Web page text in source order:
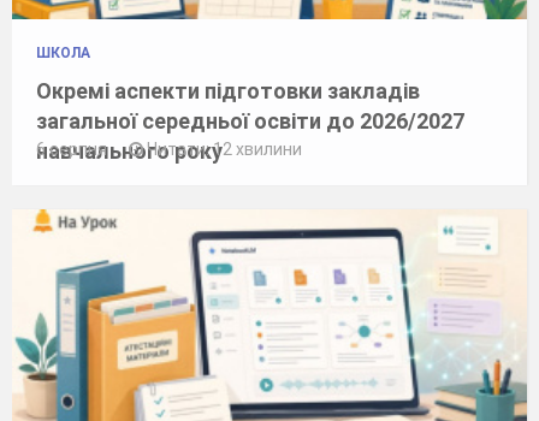
ШКОЛА
Окремі аспекти підготовки закладів
загальної середньої освіти до 2026/2027
навчального року
6 серпня Читати: 12 хвилини